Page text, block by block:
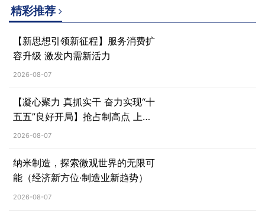
精彩推荐
【新思想引领新征程】服务消费扩
容升级 激发内需新活力
2026-08-07
【凝心聚力 真抓实干 奋力实现“十
五五”良好开局】抢占制高点 上海
培育未来产业新模式
2026-08-07
纳米制造，探索微观世界的无限可
能（经济新方位·制造业新趋势）
2026-08-07